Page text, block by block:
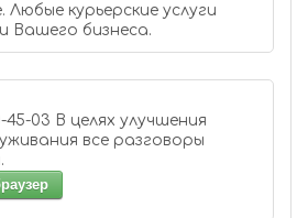
Любые курьерские услуги
Вашего бизнеса.
все разговоры